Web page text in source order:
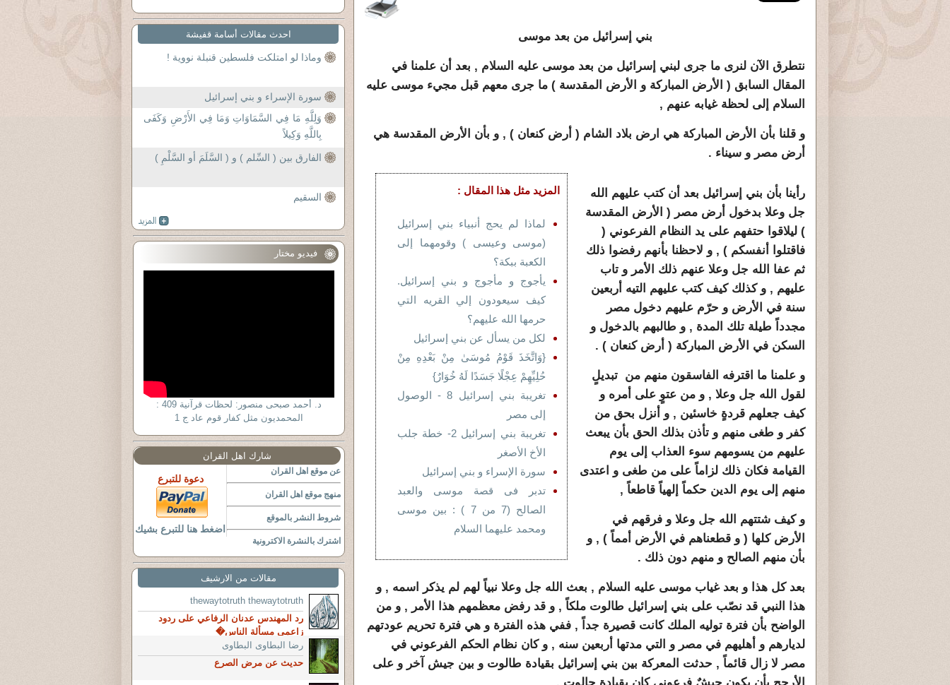
بني إسرائيل من بعد موسى
نتطرق الآن لنرى ما جرى لبني إسرائيل من بعد موسى عليه السلام , بعد أن علمنا في
المقال السابق ( الأرض المباركة و الأرض المقدسة ) ما جرى معهم قبل مجيء موسى عليه
السلام إلى لحظة غيابه عنهم ,
و قلنا بأن الأرض المباركة هي ارض بلاد الشام ( أرض كنعان ) , و بأن الأرض المقدسة هي
أرض مصر و سيناء .
المزيد مثل هذا المقال :
لماذا لم يحج أنبياء بني إسرائيل
(موسى وعيسى ) وقومهما إلى
الكعبة ببكة؟
يأجوج و مأجوج و بني إسرائيل.
كيف سيعودون إلي القريه التي
حرمها الله عليهم؟
لكل من يسأل عن بني إسرائيل
{وَاتَّخَذَ قَوْمُ مُوسَىٰ مِنْ بَعْدِهِ مِنْ
حُلِيِّهِمْ عِجْلًا جَسَدًا لَهُ خُوَارٌ}
تغريبة بني إسرائيل 8 - الوصول
إلى مصر
تغريبة بني إسرائيل 2- خطة جلب
الأخ الأصغر
سورة الإسراء و بني إسرائيل
تدبر فى قصة موسى والعبد
الصالح (7 من 7 ) : بين موسى
ومحمد عليهما السلام
رأينا بأن بني إسرائيل بعد أن كتب عليهم الله
جل وعلا بدخول أرض مصر ( الأرض المقدسة
) ليلاقوا حتفهم على يد النظام الفرعوني (
فاقتلوا أنفسكم ) , و لاحظنا بأنهم رفضوا ذلك
ثم عفا الله جل وعلا عنهم ذلك الأمر و تاب
عليهم , و كذلك كيف كتب عليهم التيه أربعين
سنة في الأرض و حرّم عليهم دخول مصر
مجدداً طيلة تلك المدة , و طالبهم بالدخول و
السكن في الأرض المباركة ( أرض كنعان ) .
و علمنا ما اقترفه الفاسقون منهم من تبديلٍ
لقول الله جل وعلا , و من عتوٍ على أمره و
كيف جعلهم قردةٍ خاسئين , و أنزل بحق من
كفر و طغى منهم و تأذن بذلك الحق بأن يبعث
عليهم من يسومهم سوء العذاب إلى يوم
القيامة فكان ذلك لزاماً على من طغى و اعتدى
منهم إلى يوم الدين حكماً إلهياً قاطعاً ,
و كيف شتتهم الله جل وعلا و فرقهم في
الأرض كلها ( و قطعناهم في الأرض أمماً ) , و
بأن منهم الصالح و منهم دون ذلك .
بعد كل هذا و بعد غياب موسى عليه السلام , بعث الله جل وعلا نبياً لهم لم يذكر اسمه , و
هذا النبي قد نصّب على بني إسرائيل طالوت ملكاً , و قد رفض معظمهم هذا الأمر , و من
الواضح بأن فترة توليه الملك كانت قصيرة جداً , ففي هذه الفترة و هي فترة تحريم عودتهم
لديارهم و أهليهم في مصر و التي مدتها أربعين سنه , و كان نظام الحكم الفرعوني في
مصر لا زال قائماً , حدثت المعركة بين بني إسرائيل بقيادة طالوت و بين جيش آخر و على
احدث مقالات أسامة قفيشة
وماذا لو امتلكت فلسطين قنبلة نووية !
سورة الإسراء و بني إسرائيل
وَلِلَّهِ مَا فِي السَّمَاوَاتِ وَمَا فِي الأَرْضِ وَكَفَى
بِاللَّهِ وَكِيلاً
الفارق بين ( السِّلم ) و ( السَّلَمَ أو السَّلْمِ )
السقيم
فيديو مختار
د. أحمد صبحى منصور: لحظات قرآنية 409 :
المحمديون مثل كفار قوم عاد ج 1
شارك اهل القران
عن موقع اهل القران
منهج موقع اهل القران
شروط النشر بالموقع
اشترك بالنشرة الاكترونية
دعوة للتبرع
اضغط هنا للتبرع بشيك
مقالات من الارشيف
thewaytotruth thewaytotruth
رد المهندس عدنان الرفاعي على ردود
زاعمي مسألة الناس�
رضا البطاوى البطاوى
حديث عن مرض الصرع